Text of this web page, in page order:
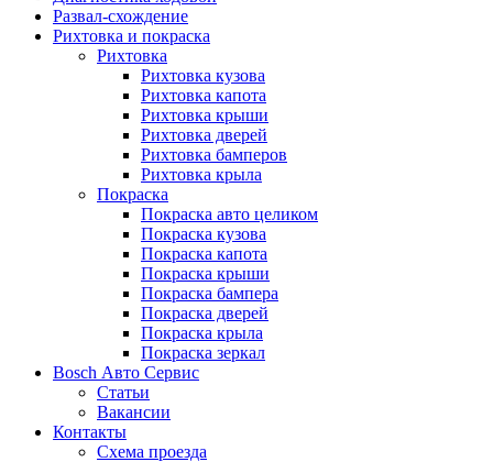
Развал-схождение
Рихтовка и покраска
Рихтовка
Рихтовка кузова
Рихтовка капота
Рихтовка крыши
Рихтовка дверей
Рихтовка бамперов
Рихтовка крыла
Покраска
Покраска авто целиком
Покраска кузова
Покраска капота
Покраска крыши
Покраска бампера
Покраска дверей
Покраска крыла
Покраска зеркал
Bosch Авто Сервис
Статьи
Вакансии
Контакты
Схема проезда